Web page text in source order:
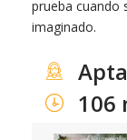
prueba cuando
imaginado.
106